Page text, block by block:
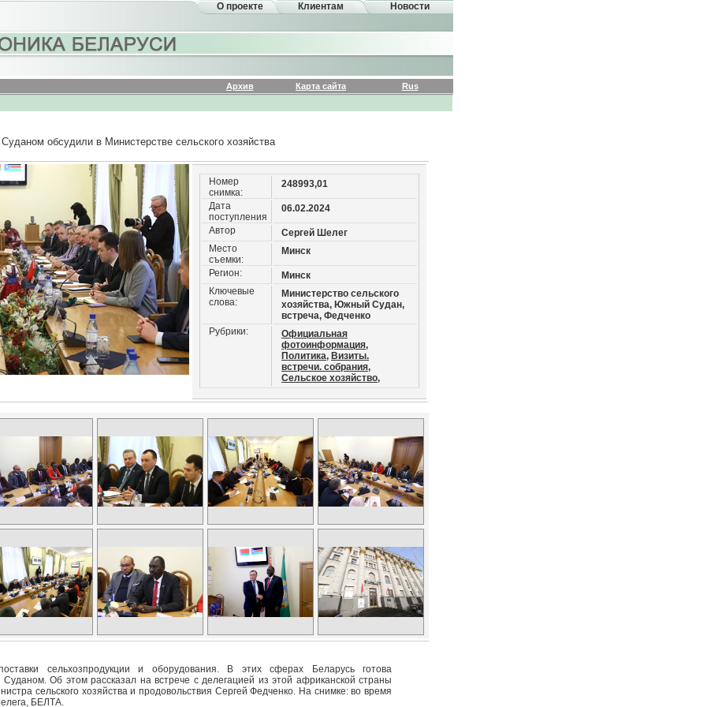
О проекте Клиентам Новости
Архив Карта сайта
Rus
обсудили в Министерстве сельского хозяйства
Номер
снимка:
248993,01
Дата
поступления
06.02.2024
Автор
Сергей Шелег
Место
съемки:
Минск
Регион:
Минск
Ключевые
слова:
Министерство сельского
хозяйства, Южный Судан,
встреча, Федченко
Рубрики:
Официальная
фотоинформация,
Политика, Визиты.
встречи. собрания,
Сельское хозяйство,
сельхозпродукции и оборудования. В этих сферах Беларусь готова
Об этом рассказал на встрече с делегацией из этой африканской страны
сельского хозяйства и продовольствия Сергей Федченко. На снимке: во время
БЕЛТА.